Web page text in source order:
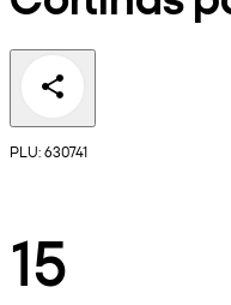
PLU: 630741
15